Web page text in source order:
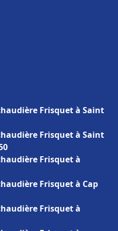
Frisquet à Saint
Frisquet à Saint
Frisquet à
Frisquet à Cap
Frisquet à